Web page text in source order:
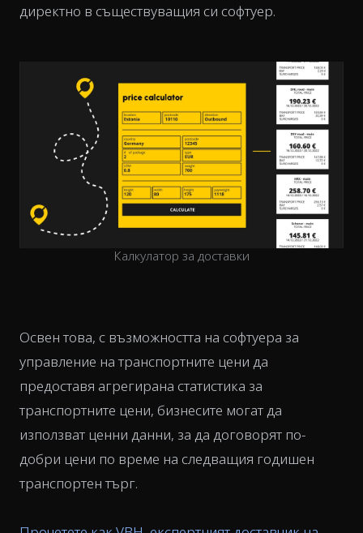
директно в съществуващия си софтуер.
Калкулатор за доставки
Освен това, с възможността на софтуера за
управление на транспортните цени да
предоставя агрегирана статистика за
транспортните цени, бизнесите могат да
използват ценни данни, за да договорят по-
добри цени по време на следващия годишен
транспортен търг.